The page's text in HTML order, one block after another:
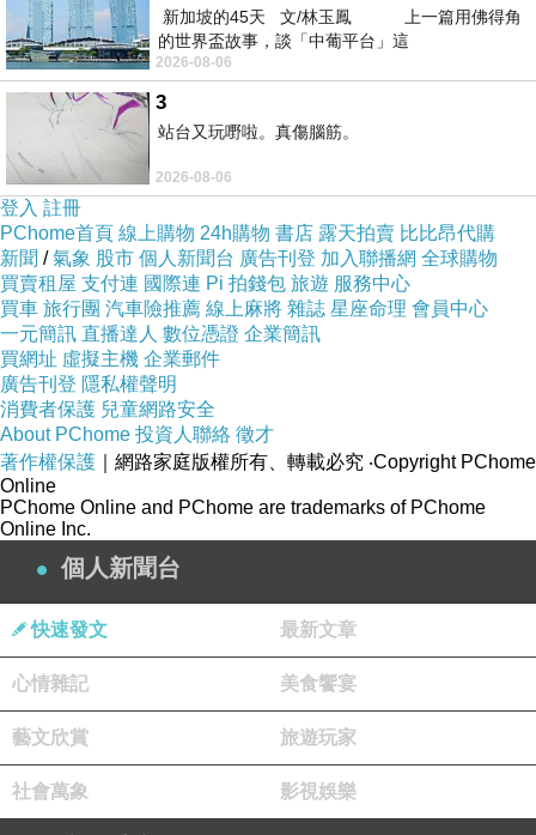
▽006-雪卿。2014.07.22.二
▽雪卿。2014.07.22.二 10:54:00
與表弟、小妗、大妗的合照。
▽後排：表弟、阿母、小妗、大妗。
前排：雪惠、雪卿、湲湲。
=======================
※舊文整修，首舖於「新聞台」。2025.02.07.五
00:00:01
◎潘文良《魚雁千里共今緣》潘雪卿即
訊-004~006。2014.02.25.二
新加坡的45天 文/林玉鳳 上一篇用佛得角
的世界盃故事，談「中葡平台」這
2026-08-06
3
站台又玩嘢啦。真傷腦筋。
2026-08-06
登入 註冊
PChome首頁 線上購物 24h購物 書店 露天拍賣 比比昂代購
新聞 /氣象 股市 個人新聞台 廣告刊登 加入聯播網 全球購物
買賣租屋 支付連 國際連 Pi 拍錢包 旅遊 服務中心
買車 旅行團 汽車險推薦 線上麻將 雜誌 星座命理 會員中心
一元簡訊 直播達人 數位憑證 企業簡訊
買網址 虛擬主機 企業郵件
廣告刊登 隱私權聲明
消費者保護 兒童網路安全
About PChome 投資人聯絡 徵才
著作權保護 ｜網路家庭版權所有、轉載必究 ‧Copyright PChome
Online
PChome Online and PChome are trademarks of PChome
Online Inc.
個人新聞台
快速發文 最新文章
心情雜記 美食饗宴
藝文欣賞 旅遊玩家
社會萬象 影視娛樂